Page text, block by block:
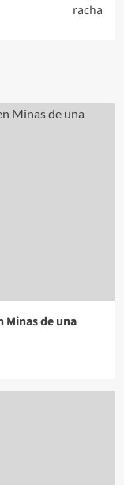
racha
Minas de una